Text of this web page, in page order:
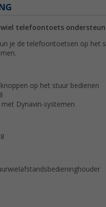
telefoontoets
je de telefoontoetsen op het
op het stuur bedienen
Dynavin-systemen